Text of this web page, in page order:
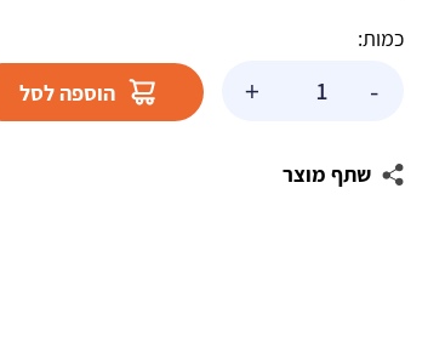
כמות:
-
של
סבון
+ הוספה לסל
שתף מוצר